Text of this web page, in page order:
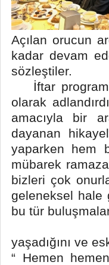
Açılan orucun
kadar devam
sözleştiler.
İftar
olarak
amacıyla bir
dayanan
yaparken hem
mübarek
bizleri çok
geleneksel hale
bu tür
Bu
yaşadığını ve
“ Hemen